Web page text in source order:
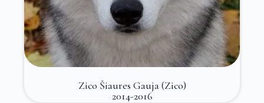
Zico Šiaures Gauja (Zico)
2014-2016